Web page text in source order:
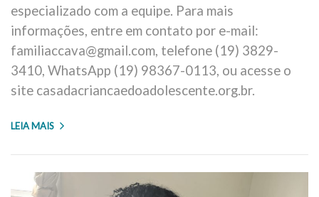
especializado com a equipe. Para mais
informações, entre em contato por e-mail:
familiaccava@gmail.com, telefone (19) 3829-
3410, WhatsApp (19) 98367-0113, ou acesse o
site casadacriancaedoadolescente.org.br.
LEIA MAIS